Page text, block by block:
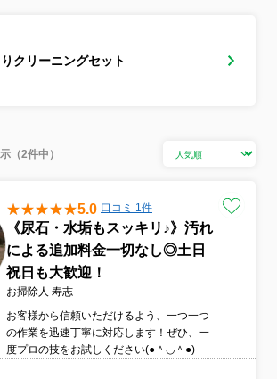
クリーニングセット
（2件中）
5.0 口コミ 1件
《尿石・水垢もスッキリ♪》汚れ
による追加料金一切なし◎土日
祝日も大歓迎！
お掃除人 寿志
お客様から信頼いただけるよう、一つ一つ
の作業を迅速丁寧に対応します！ぜひ、一
度プロの技をお試しください(●＾◡＾●)